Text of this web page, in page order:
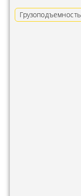
Грузоподъемность